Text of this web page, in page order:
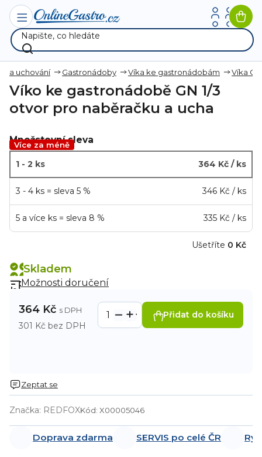
Přejít
obsah
a uchování Gastronádoby Víka ke gastronádobám Víka GN
Víko ke gastronádobě GN 1/3
otvor pro naběračku a ucha
Více za méně
Značka: REDFOXKód: X00005046
Skladem
Možnosti doručení
Množstevní sleva
1 - 2 ks 364 Kč / ks
3 - 4 ks = sleva 5 % 346 Kč / ks
5 a více ks = sleva 8 % 335 Kč / ks
Ušetříte 0 Kč
364 Kč
301 Kč bez DPH
Přidat do košíku
Zeptat se
Doprava zdarma SERVIS po celé ČR